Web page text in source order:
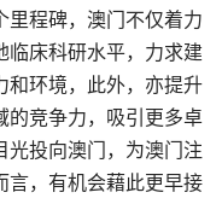
里程碑，澳门不仅着力
临床科研水平，力求建
和环境，此外，亦提升
的竞争力，吸引更多卓
光投向澳门，为澳门注
言，有机会藉此更早接